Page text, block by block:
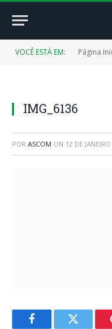
VOCÊ ESTÁ EM: Página
IMG_6136
POR ASCOM ON 12 DE